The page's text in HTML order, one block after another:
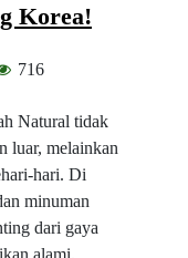
Korea!
716
Natural tidak
luar, melainkan
hari. Di
minuman
dari gaya
alami.